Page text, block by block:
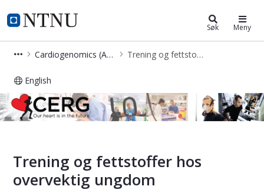
NTNU Hjemmeside
Cerg Søk Meny
Cardiogenomics (Anja Byes gruppe) Trening og fettstoffer hos overvektig ungdom
English
Trening og fettstoffer hos
Trening og fettstoffer hos
overvektig ungdom